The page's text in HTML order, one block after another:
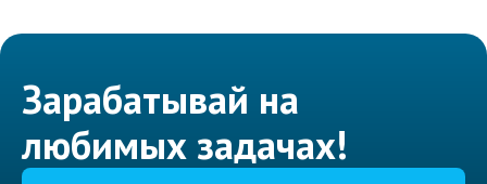
Зарабатывай на
любимых задачах!